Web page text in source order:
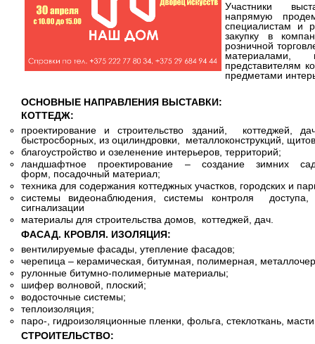
Участники
напрямую
специалистам и
закупку в
розничной
материалами,
представителям
предметами
ОСНОВНЫЕ НАПРАВЛЕНИЯ ВЫСТАВКИ:
КОТТЕДЖ:
проектирование и строительство зданий, коттеджей,
быстросборных, из оцилиндровки, металлоконструкций,
благоустройство и озеленение интерьеров, территорий;
ландшафтное проектирование – создание зимних
форм, посадочный материал;
техника для содержания коттеджных участков, городских и
системы видеонаблюдения, системы контроля
сигнализации
материалы для строительства домов, коттеджей, дач.
ФАСАД. КРОВЛЯ. ИЗОЛЯЦИЯ:
вентилируемые фасады, утепление фасадов;
черепица – керамическая, битумная, полимерная,
рулонные битумно-полимерные материалы;
шифер волновой, плоский;
водосточные системы;
теплоизоляция;
паро-, гидроизоляционные пленки, фольга, стеклоткань,
СТРОИТЕЛЬСТВО: